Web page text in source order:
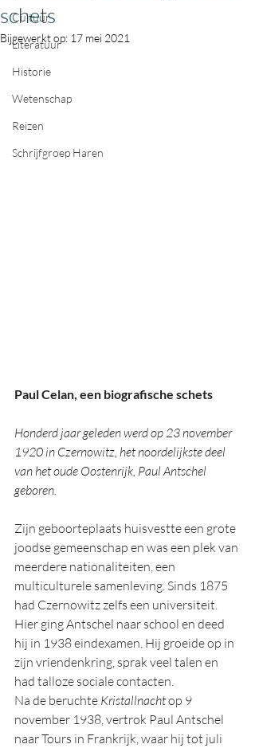
Cultuur
Literatuur
Historie
Wetenschap
Reizen
Schrijfgroep Haren
schets
Bijgewerkt op: 17 mei 2021
Paul Celan, een biografische schets
Honderd jaar geleden werd op 23 november
1920 in Czernowitz, het noordelijkste deel
van het oude Oostenrijk, Paul Antschel
geboren.
Zijn geboorteplaats huisvestte een grote
joodse gemeenschap en was een plek van
meerdere nationaliteiten, een
multiculturele samenleving. Sinds 1875
had Czernowitz zelfs een universiteit.
Hier ging Antschel naar school en deed
hij in 1938 eindexamen. Hij groeide op in
zijn vriendenkring, sprak veel talen en
had talloze sociale contacten.
Na de beruchte Kristallnacht op 9
november 1938, vertrok Paul Antschel
naar Tours in Frankrijk, waar hij tot juli